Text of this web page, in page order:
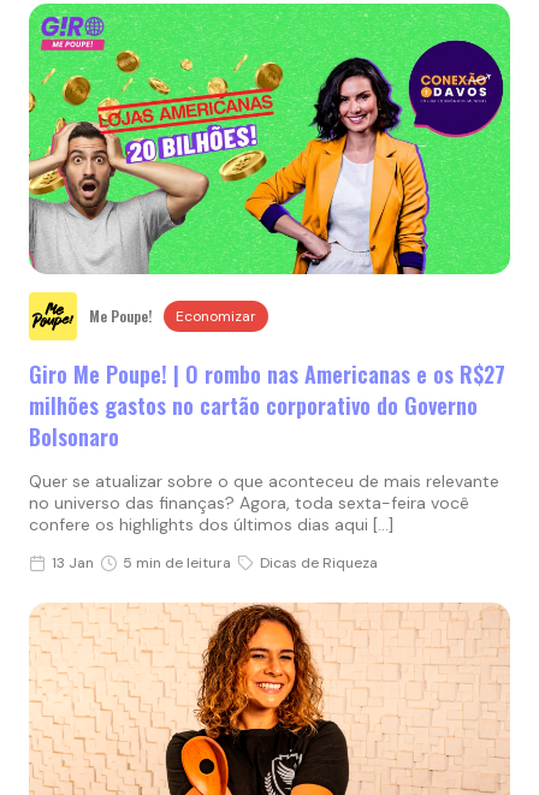
Me Poupe! Economizar
Giro Me Poupe! | O rombo nas Americanas e os R$27
milhões gastos no cartão corporativo do Governo
Bolsonaro
Quer se atualizar sobre o que aconteceu de mais relevante
no universo das finanças? Agora, toda sexta-feira você
confere os highlights dos últimos dias aqui […]
13 Jan 5 min de leitura Dicas de Riqueza